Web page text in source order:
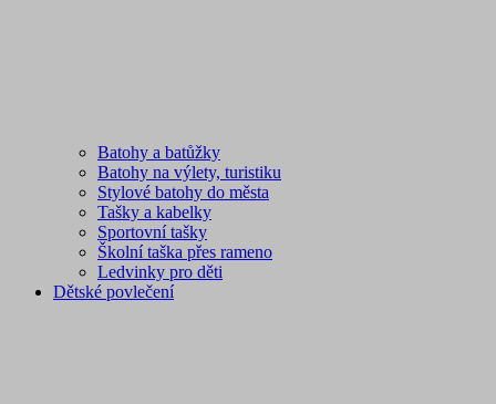
Batohy a batůžky
Batohy na výlety, turistiku
Stylové batohy do města
Tašky a kabelky
Sportovní tašky
Školní taška přes rameno
Ledvinky pro děti
Dětské povlečení